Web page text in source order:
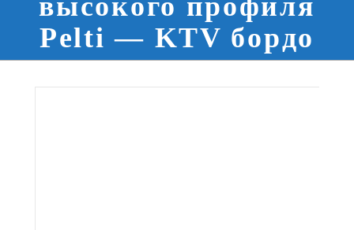
высокого профиля
Pelti — KTV бордо